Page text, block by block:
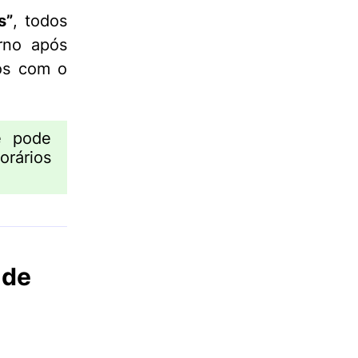
, todos
após
com o
pode